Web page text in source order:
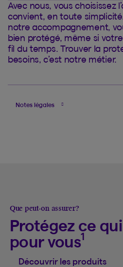
Avec nous, vous choisissez
convient, en toute
notre accompagnement,
bien protégé, même si
fil du temps. Trouver la
besoins, c’est notre métier.
Notes légales
Que peut-on assurer?
Protégez ce
pour vous1
Découvrir les produits